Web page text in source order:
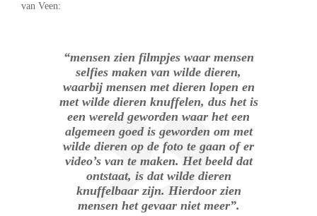
van Veen:
“mensen zien filmpjes waar mensen
selfies maken van wilde dieren,
waarbij mensen met dieren lopen en
met wilde dieren knuffelen, dus het is
een wereld geworden waar het een
algemeen goed is geworden om met
wilde dieren op de foto te gaan of er
video’s van te maken. Het beeld dat
ontstaat, is dat wilde dieren
knuffelbaar zijn. Hierdoor zien
mensen het gevaar niet meer”.